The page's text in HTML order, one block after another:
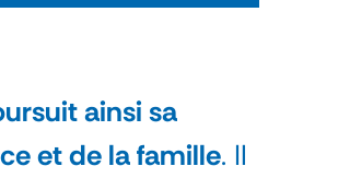
ainsi sa
et de la famille. Il